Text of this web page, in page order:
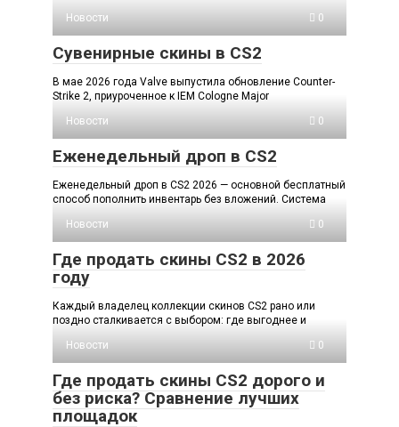
Новости
0
Сувенирные скины в CS2
В мае 2026 года Valve выпустила обновление Counter-
Strike 2, приуроченное к IEM Cologne Major
Новости
0
Еженедельный дроп в CS2
Еженедельный дроп в CS2 2026 — основной бесплатный
способ пополнить инвентарь без вложений. Система
Новости
0
Где продать скины CS2 в 2026
году
Каждый владелец коллекции скинов CS2 рано или
поздно сталкивается с выбором: где выгоднее и
Новости
0
Где продать скины CS2 дорого и
без риска? Сравнение лучших
площадок